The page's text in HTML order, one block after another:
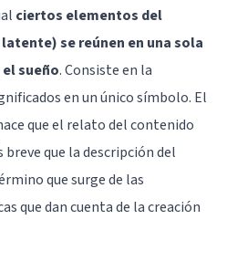
ciertos elementos del
se reúnen en una sola
sueño. Consiste en la
en un único símbolo. El
que el relato del contenido
que la descripción del
que surge de las
que dan cuenta de la creación